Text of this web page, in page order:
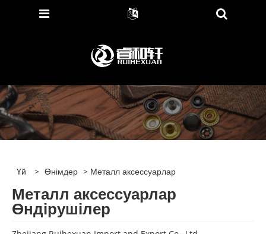
Үй > Өнімдер > Металл аксессуарлар
Металл аксессуарлар
Өндірушілер